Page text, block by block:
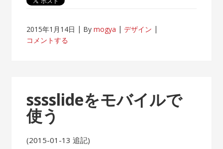
2015年1月14日 Bymogya
デザイン
コメントする
sssslideをモバイルで
使う
(2015-01-13 追記)